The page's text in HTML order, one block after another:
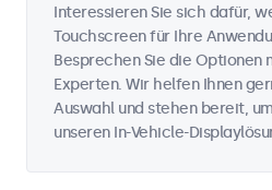
Interessieren Sie sich dafür,
Touchscreen für Ihre
Besprechen Sie die Optionen
Experten. Wir helfen Ihnen
Auswahl und stehen bereit,
unseren In-Vehicle-